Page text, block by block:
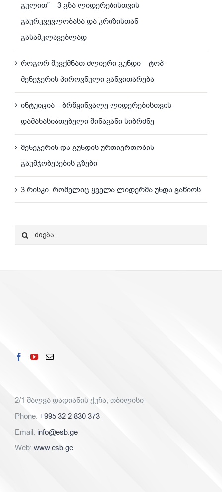
გულით” – 3 გზა ლიდერებისთვის
გაურკვევლობასა და კრიზისთან
გასამკლავებლად
როგორ შევქმნათ ძლიერი გუნდი – ტოპ-
მენეჯერის პიროვნული განვითარება
ინტუიცია – ბრწყინვალე ლიდერებისთვის
დამახასიათებელი შინაგანი სიბრძნე
მენეჯერის და გუნდის ურთიერთობის
გაუმჯობესების გზები
3 რისკი, რომელიც ყველა ლიდერმა უნდა გაწიოს
Search
2/1 შალვა დადიანის ქუჩა, თბილისი
Phone: +995 32 2 830 373
Email: info@esb.ge
Web: www.esb.ge